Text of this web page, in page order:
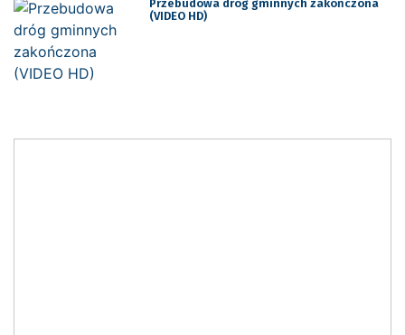
Przebudowa dróg gminnych zakończona
(VIDEO HD)